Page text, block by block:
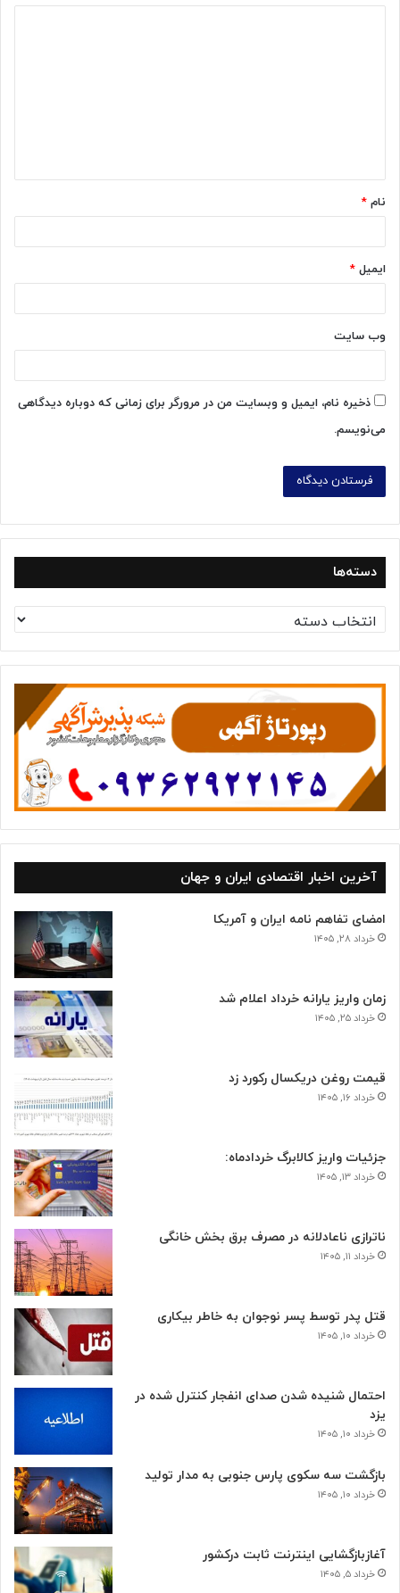
*
نام *
ایمیل *
وب‌ سایت
ذخیره نام، ایمیل و وبسایت من در مرورگر برای زمانی که دوباره دیدگاهی
می‌نویسم.
دسته‌ها
س
ت
ه‌
ه
آخرین اخبار اقتصادی ایران و جهان
امضای تفاهم نامه ایران و آمریکا
خرداد ۲۸, ۱۴۰۵
زمان واریز یارانه خرداد اعلام شد
خرداد ۲۵, ۱۴۰۵
قیمت روغن دریکسال رکورد زد
خرداد ۱۶, ۱۴۰۵
جزئیات واریز کالابرگ خردادماه:
خرداد ۱۳, ۱۴۰۵
ناترازی ناعادلانه در مصرف برق بخش خانگی
خرداد ۱۱, ۱۴۰۵
قتل پدر توسط پسر نوجوان به خاطر بیکاری
خرداد ۱۰, ۱۴۰۵
احتمال شنیده شدن صدای انفجار کنترل شده در
یزد
خرداد ۱۰, ۱۴۰۵
بازگشت سه سکوی پارس جنوبی به مدار تولید
خرداد ۱۰, ۱۴۰۵
آغازبازگشایی اینترنت ثابت درکشور
خرداد ۵, ۱۴۰۵